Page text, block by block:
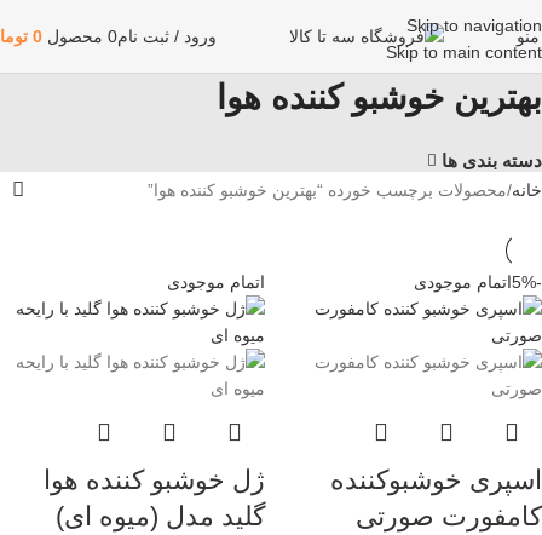
Skip to navigation
Skip to main content
منو ورود / ثبت نام0 محصول 0
بهترین خوشبو کننده هوا
دسته بندی ها
خانه محصولات برچسب خورده “بهترین خوشبو کننده هوا”
-5% اتمام موجودی
اسپری خوشبوکننده
کامفورت صورتی
اتمام موجودی
ژل خوشبو کننده هوا
گلید مدل (میوه ای)